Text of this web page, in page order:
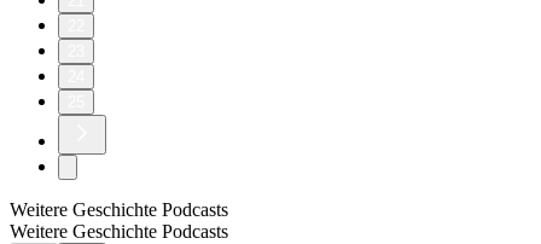
Weitere Geschichte Podcasts
Weitere Geschichte Podcasts